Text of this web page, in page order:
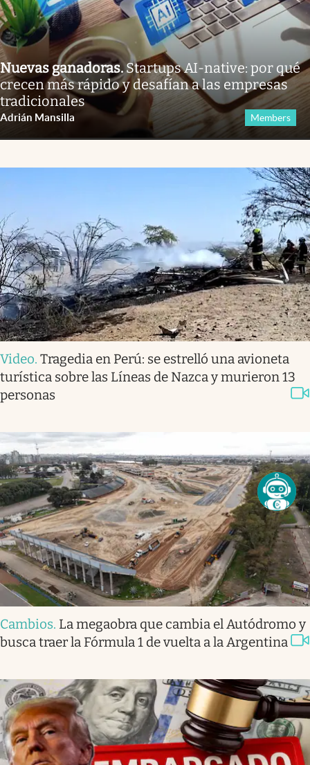
Nuevas ganadoras.Startups AI-native: por qué
crecen más rápido y desafían a las empresas
tradicionales
Adrián Mansilla Members
Video. Tragedia en Perú: se estrelló una avioneta
turística sobre las Líneas de Nazca y murieron 13
personas
Cambios. La megaobra que cambia el Autódromo y
busca traer la Fórmula 1 de vuelta a la Argentina